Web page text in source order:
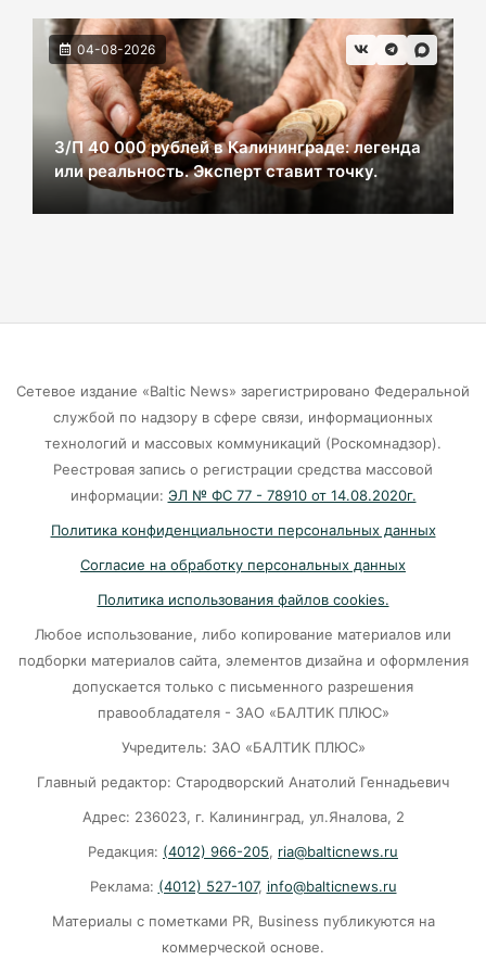
ВСУ хотели взорвать газовый терминал в
Калининграде
07-08-2026
В Калининграде из-за ямочного ремонта на К.
Маркса гибнут липы
подталкивает к депрессии
Калининград и Москва объединяются ради
07-08-2026
Убийцу участника СВО в Балтийске посадили
В Калининграде «КамАЗ» сбил скутериста
07-08-2026
Губернатор объяснил, откуда берутся пустые
колонки на заправках в Калининграде
06-08-2026
«Губернатор против ям»: Беспрозванных
требует перекроить график ремонта дорог
04-08-2026
З/П 40 000 рублей в Калининграде: легенда
или реальность. Эксперт ставит точку.
Сетевое издание «Baltic News» зарегистрировано Федеральной
службой по надзору в сфере связи, информационных
технологий и массовых коммуникаций (Роскомнадзор).
Реестровая запись о регистрации средства массовой
информации: ЭЛ № ФС 77 - 78910 от 14.08.2020г.
Политика конфиденциальности персональных данных
Согласие на обработку персональных данных
Политика использования файлов cookies.
Любое использование, либо копирование материалов или
подборки материалов сайта, элементов дизайна и оформления
допускается только с письменного разрешения
правообладателя - ЗАО «БАЛТИК ПЛЮС»
Учредитель: ЗАО «БАЛТИК ПЛЮС»
Главный редактор: Стародворский Анатолий Геннадьевич
Адрес: 236023, г. Калининград, ул.Яналова, 2
Редакция: (4012) 966-205, ria@balticnews.ru
Реклама: (4012) 527-107, info@balticnews.ru
Материалы с пометками PR, Business публикуются на
коммерческой основе.